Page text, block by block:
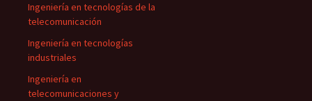
Ingeniería en tecnologías de la
telecomunicación
Ingeniería en tecnologías
industriales
Ingeniería en
telecomunicaciones y